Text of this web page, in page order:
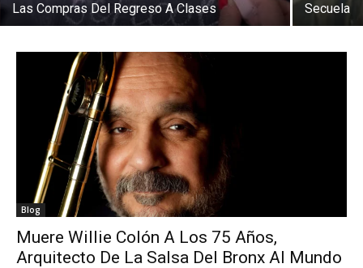
Las Compras Del Regreso A Clases
Secuela
Blog
Muere Willie Colón A Los 75 Años,
Arquitecto De La Salsa Del Bronx Al Mundo